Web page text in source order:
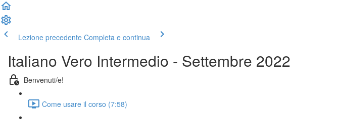
Lezione precedente Completa e continua
Italiano Vero Intermedio - Settembre 2022
Benvenuti/e!
Come usare il corso (7:58)